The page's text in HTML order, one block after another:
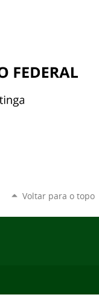
Voltar para o topo